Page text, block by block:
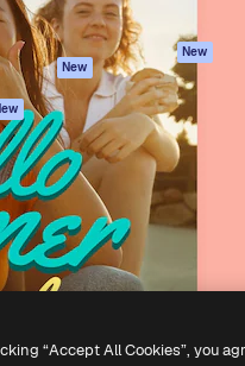
stock
New
privacidade
Originais New
Política de cookies
Central de
confiabilidade
Afiliados
Empresas
reservados.
“Accept All Cookies”, you